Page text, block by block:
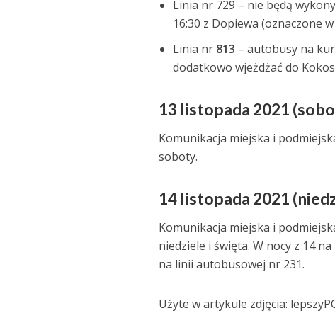
Linia nr 729 – nie będą
16:30 z Dopiewa (oznaczone
Linia nr 813 – autobusy na
dodatkowo wjeżdżać do
13 listopada 2021
Komunikacja miejska i
soboty.
14 listopada 2021
Komunikacja miejska i
niedziele i święta. W nocy z 14
na linii autobusowej nr 231.
Użyte w artykule zdjęcia: